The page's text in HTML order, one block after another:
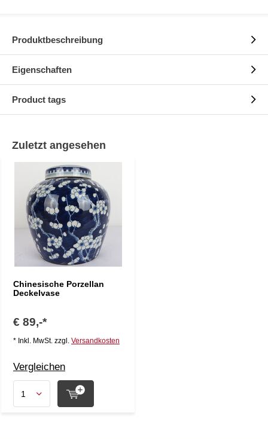
Produktbeschreibung
Eigenschaften
Product tags
Zuletzt angesehen
Chinesische Porzellan
Deckelvase
€ 89,-*
* Inkl. MwSt. zzgl. Versandkosten
Vergleichen